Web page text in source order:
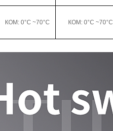
КОМ: 0°C ~70°C КОМ: 0°C ~70°C